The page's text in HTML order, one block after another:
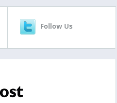
Follow Us